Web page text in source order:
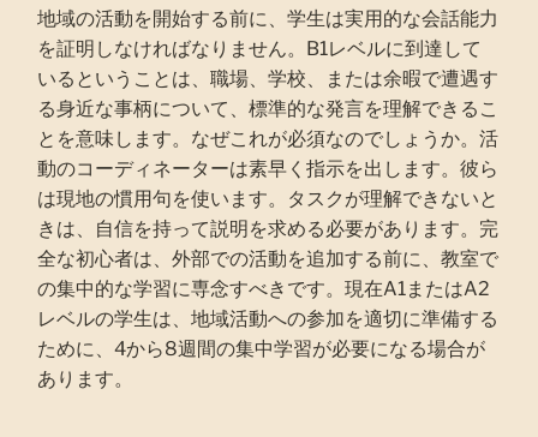
地域の活動を開始する前に、学生は実用的な会話能力
を証明しなければなりません。B1レベルに到達して
いるということは、職場、学校、または余暇で遭遇す
る身近な事柄について、標準的な発言を理解できるこ
とを意味します。なぜこれが必須なのでしょうか。活
動のコーディネーターは素早く指示を出します。彼ら
は現地の慣用句を使います。タスクが理解できないと
きは、自信を持って説明を求める必要があります。完
全な初心者は、外部での活動を追加する前に、教室で
の集中的な学習に専念すべきです。現在A1またはA2
レベルの学生は、地域活動への参加を適切に準備する
ために、4から8週間の集中学習が必要になる場合が
あります。